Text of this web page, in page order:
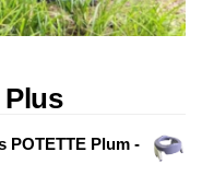
POTETTE Plum -